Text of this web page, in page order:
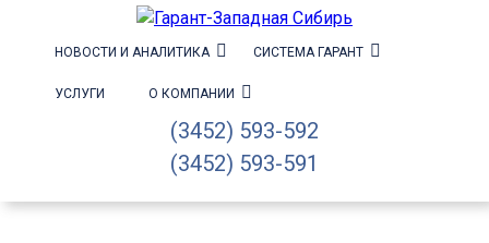
НОВОСТИ И АНАЛИТИКА СИСТЕМА ГАРАНТ
УСЛУГИ О КОМПАНИИ
(3452) 593-592
(3452) 593-591